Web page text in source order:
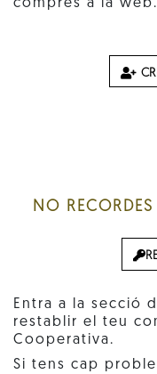
compres a la web.
NO
Entra a la secció
restablir el teu
Cooperativa.
Si tens cap